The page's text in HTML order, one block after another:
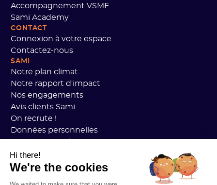
Accompagnement VSME
Sami Academy
CONTACT
Connexion à votre espace
Contactez-nous
SAMI
Notre plan climat
Notre rapport d'impact
Nos engagements
Avis clients Sami
On recrute !
Données personnelles
CGV Sami Academy
Sécurité
État des services
Hi there!
We're the cookies